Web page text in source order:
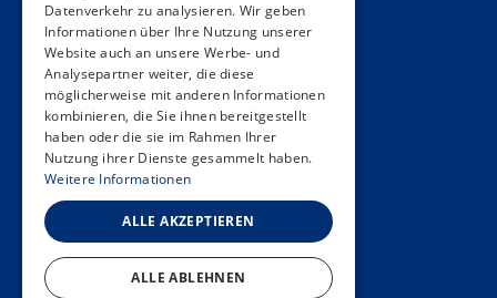
Zoom In
FAQ
Kontakt
Allgemeine Bedingungen
Hôpitaux Universitaires Genève
Université de Genève
GERMAN
PORTUGUESE
Datenverkehr zu analysieren. Wir geben
Informationen über Ihre Nutzung unserer
Website auch an unsere Werbe- und
Analysepartner weiter, die diese
möglicherweise mit anderen Informationen
kombinieren, die Sie ihnen bereitgestellt
haben oder die sie im Rahmen Ihrer
Nutzung ihrer Dienste gesammelt haben.
Weitere Informationen
ALLE AKZEPTIEREN
ALLE ABLEHNEN